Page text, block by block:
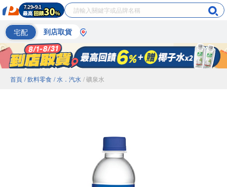
宅配 到店取貨
首頁 / 飲料零食 / 水．汽水 / 礦泉水